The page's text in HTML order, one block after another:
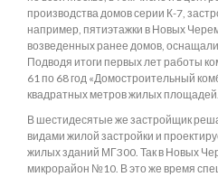
производства домов серии К-7,
например, пятиэтажки в Новых
возведенных ранее домов,
Подводя итоги первых лет работы
61 по 68 год «Домостроительный
квадратных метров жилых площадей.
В шестидесятые же застройщик
видами жилой застройки и
жилых зданий МГ300. Так в Новых
микрорайон №10. В это же время